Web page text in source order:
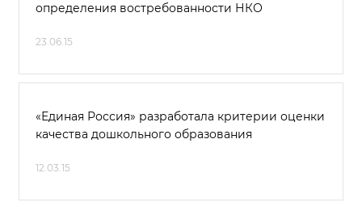
определения востребованности НКО
23.06.15
«Единая Россия» разработала критерии оценки
качества дошкольного образования
12.03.15